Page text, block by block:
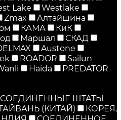
Lake
Westlake
Zmax
Алтайшина
КАМА
КиК
Маршал
СКАД
Austone
ROADOR
Sailun
Haida
PREDATOR
СОЕДИНЕННЫЕ ШТАТЫ
(КИТАЙ)
КОРЕЯ,